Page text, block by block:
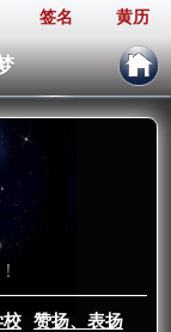
签名 黄历
校
赞扬、表扬